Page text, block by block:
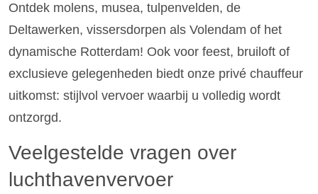
Ontdek molens, musea, tulpenvelden, de
Deltawerken, vissersdorpen als Volendam of het
dynamische Rotterdam! Ook voor feest, bruiloft of
exclusieve gelegenheden biedt onze privé chauffeur
uitkomst: stijlvol vervoer waarbij u volledig wordt
ontzorgd.
Veelgestelde vragen over
luchthavenvervoer